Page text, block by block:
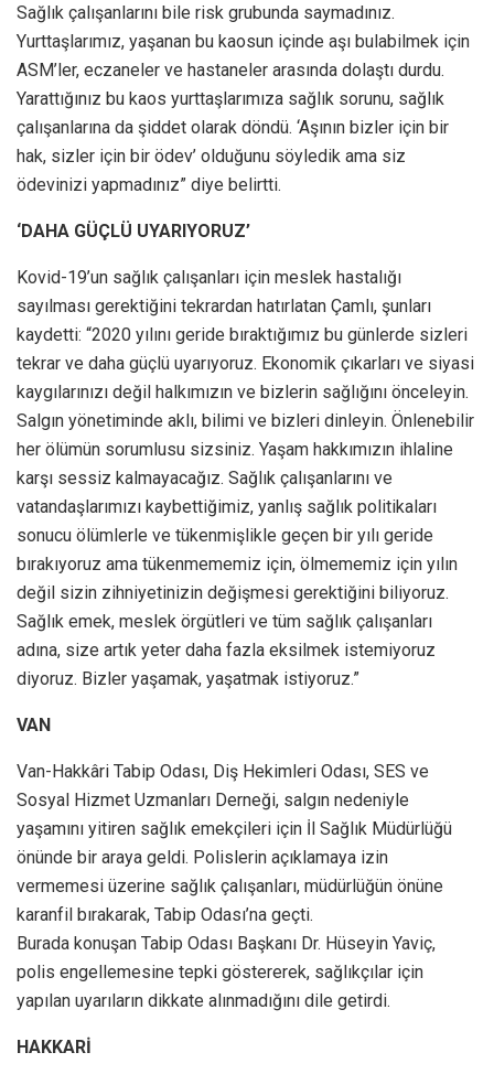
Sağlık çalışanlarını bile risk grubunda saymadınız.
Yurttaşlarımız, yaşanan bu kaosun içinde aşı bulabilmek için
ASM’ler, eczaneler ve hastaneler arasında dolaştı durdu.
Yarattığınız bu kaos yurttaşlarımıza sağlık sorunu, sağlık
çalışanlarına da şiddet olarak döndü. ‘Aşının bizler için bir
hak, sizler için bir ödev’ olduğunu söyledik ama siz
ödevinizi yapmadınız” diye belirtti.
‘DAHA GÜÇLÜ UYARIYORUZ’
Kovid-19’un sağlık çalışanları için meslek hastalığı
sayılması gerektiğini tekrardan hatırlatan Çamlı, şunları
kaydetti: “2020 yılını geride bıraktığımız bu günlerde sizleri
tekrar ve daha güçlü uyarıyoruz. Ekonomik çıkarları ve siyasi
kaygılarınızı değil halkımızın ve bizlerin sağlığını önceleyin.
Salgın yönetiminde aklı, bilimi ve bizleri dinleyin. Önlenebilir
her ölümün sorumlusu sizsiniz. Yaşam hakkımızın ihlaline
karşı sessiz kalmayacağız. Sağlık çalışanlarını ve
vatandaşlarımızı kaybettiğimiz, yanlış sağlık politikaları
sonucu ölümlerle ve tükenmişlikle geçen bir yılı geride
bırakıyoruz ama tükenmememiz için, ölmememiz için yılın
değil sizin zihniyetinizin değişmesi gerektiğini biliyoruz.
Sağlık emek, meslek örgütleri ve tüm sağlık çalışanları
adına, size artık yeter daha fazla eksilmek istemiyoruz
diyoruz. Bizler yaşamak, yaşatmak istiyoruz.”
VAN
Van-Hakkâri Tabip Odası, Diş Hekimleri Odası, SES ve
Sosyal Hizmet Uzmanları Derneği, salgın nedeniyle
yaşamını yitiren sağlık emekçileri için İl Sağlık Müdürlüğü
önünde bir araya geldi. Polislerin açıklamaya izin
vermemesi üzerine sağlık çalışanları, müdürlüğün önüne
karanfil bırakarak, Tabip Odası’na geçti.
Burada konuşan Tabip Odası Başkanı Dr. Hüseyin Yaviç,
polis engellemesine tepki göstererek, sağlıkçılar için
yapılan uyarıların dikkate alınmadığını dile getirdi.
HAKKARİ